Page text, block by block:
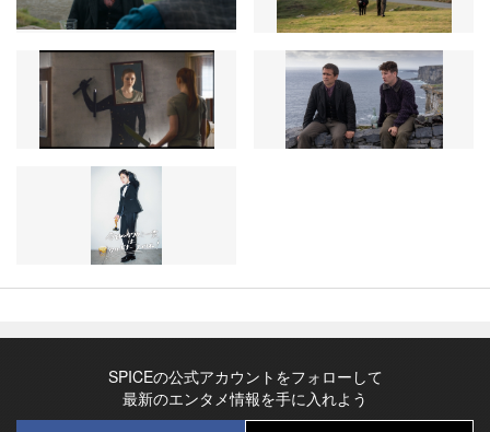
SPICEの公式アカウントをフォローして
最新のエンタメ情報を手に入れよう